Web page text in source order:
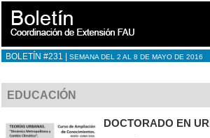
BOLETÍN #231 | SEMANA DEL 2 AL 8 DE MAYO DE 2016
EDUCACIÓN
DOCTORADO EN